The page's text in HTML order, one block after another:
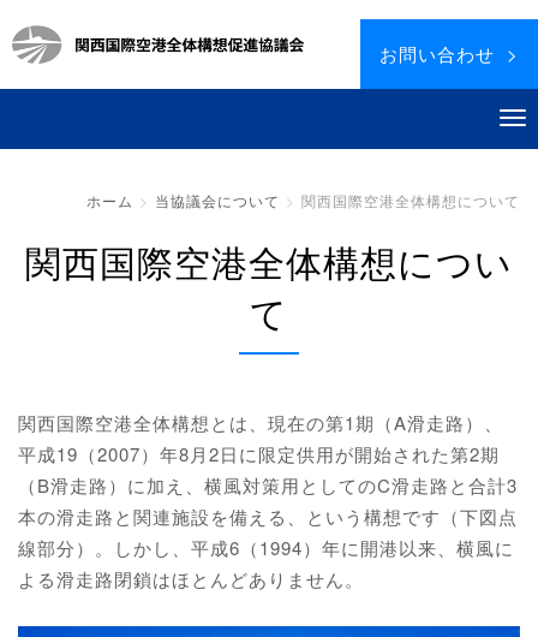
お問い合わせ >
ホーム 当協議会について 関西国際空港全体構想について
関西国際空港全体構想につい
て
関西国際空港全体構想とは、現在の第1期（A滑走路）、
平成19（2007）年8月2日に限定供用が開始された第2期
（B滑走路）に加え、横風対策用としてのC滑走路と合計3
本の滑走路と関連施設を備える、という構想です（下図点
線部分）。しかし、平成6（1994）年に開港以来、横風に
よる滑走路閉鎖はほとんどありません。